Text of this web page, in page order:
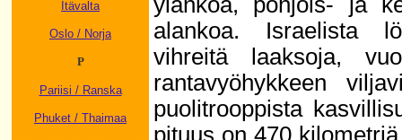
Itävalta
Oslo / Norja
P
Pariisi / Ranska
Phuket / Thaimaa
alankoa. Israelista
vihreitä laaksoja,
rantavyöhykkeen
puolitrooppista
pituus on 470